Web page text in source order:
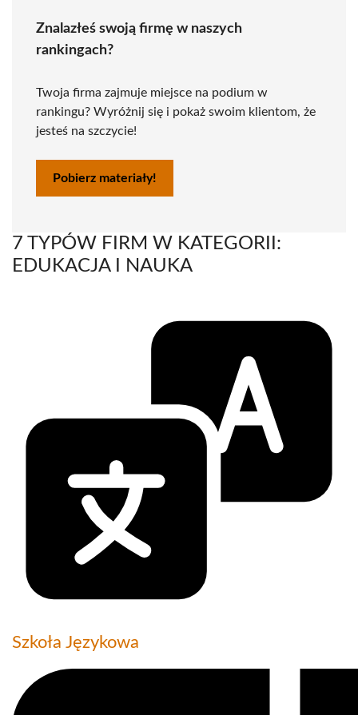
Znalazłeś swoją firmę w naszych
rankingach?
Twoja firma zajmuje miejsce na podium w
rankingu? Wyróżnij się i pokaż swoim klientom, że
jesteś na szczycie!
Pobierz materiały!
7 TYPÓW FIRM W KATEGORII:
EDUKACJA I NAUKA
Szkoła Językowa